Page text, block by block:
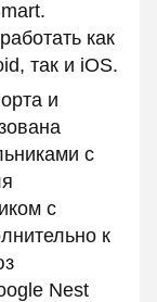
как
так и iOS.
и
с
с
к
Nest